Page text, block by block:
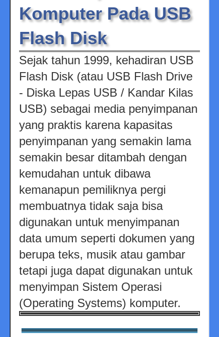
Komputer Pada USB
Flash Disk
Sejak tahun 1999, kehadiran USB
Flash Disk (atau USB Flash Drive
- Diska Lepas USB / Kandar Kilas
USB) sebagai media penyimpanan
yang praktis karena kapasitas
penyimpanan yang semakin lama
semakin besar ditambah dengan
kemudahan untuk dibawa
kemanapun pemiliknya pergi
membuatnya tidak saja bisa
digunakan untuk menyimpanan
data umum seperti dokumen yang
berupa teks, musik atau gambar
tetapi juga dapat digunakan untuk
menyimpan Sistem Operasi
(Operating Systems) komputer.